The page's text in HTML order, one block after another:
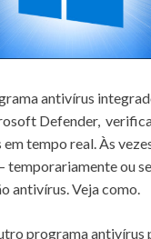
antivírus
Defender,
em tempo real. Às
temporariamente ou
antivírus. Veja como.
programa antivírus